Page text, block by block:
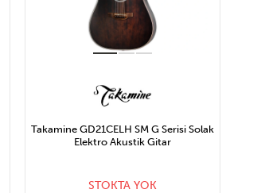
Takamine GD21CELH SM G Serisi Solak
Elektro Akustik Gitar
STOKTA YOK